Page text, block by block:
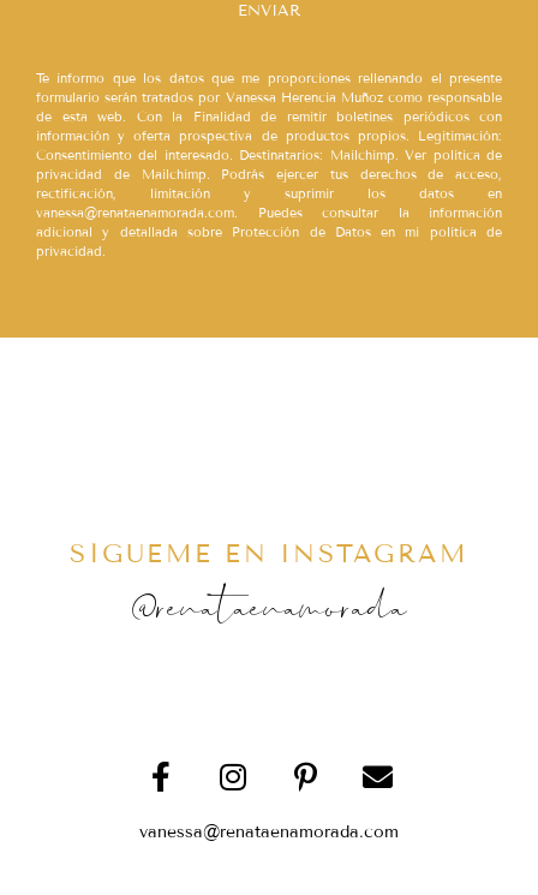
ENVIAR
Te informo que los datos que me proporciones rellenando el presente
formulario serán tratados por Vanessa Herencia Muñoz como responsable
de esta web. Con la Finalidad de remitir boletines periódicos con
información y oferta prospectiva de productos propios. Legitimación:
Consentimiento del interesado. Destinatarios: Mailchimp. Ver política de
privacidad de Mailchimp. Podrás ejercer tus derechos de acceso,
rectificación, limitación y suprimir los datos en
vanessa@renataenamorada.com. Puedes consultar la información
adicional y detallada sobre Protección de Datos en mi política de
privacidad.
SÍGUEME EN INSTAGRAM
@renataenamorada
vanessa@renataenamorada.com